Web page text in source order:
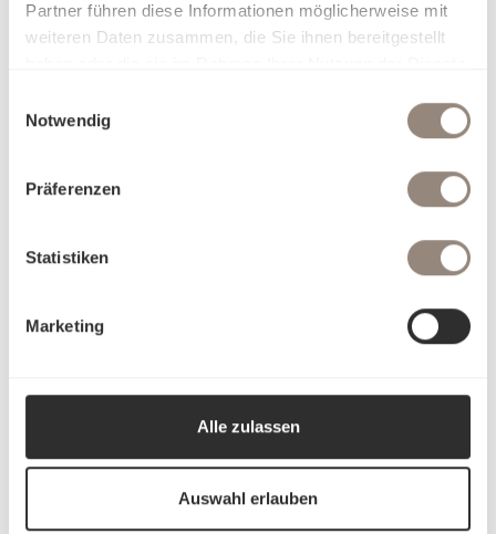
Partner führen diese Informationen möglicherweise mit
weiteren Daten zusammen, die Sie ihnen bereitgestellt
Notwendig
Präferenzen
Statistiken
Marketing
Alle zulassen
Auswahl erlauben